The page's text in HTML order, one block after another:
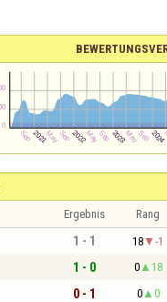
Ergebnis Rang
1 - 1 18 -1
1 - 0 0 18
0 - 1 0 0